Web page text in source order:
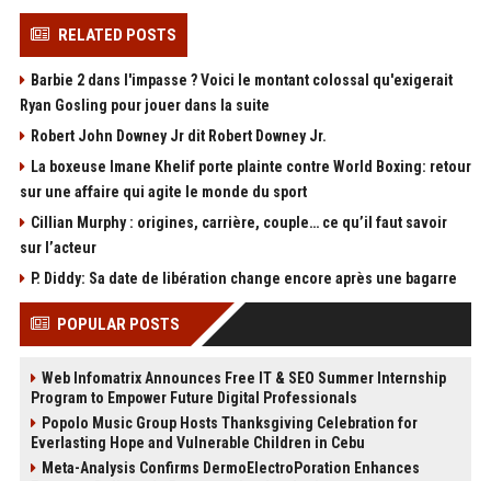
RELATED POSTS
Barbie 2 dans l'impasse ? Voici le montant colossal qu'exigerait
Ryan Gosling pour jouer dans la suite
Robert John Downey Jr dit Robert Downey Jr.
La boxeuse Imane Khelif porte plainte contre World Boxing: retour
sur une affaire qui agite le monde du sport
Cillian Murphy : origines, carrière, couple… ce qu’il faut savoir
sur l’acteur
P. Diddy: Sa date de libération change encore après une bagarre
POPULAR POSTS
Web Infomatrix Announces Free IT & SEO Summer Internship
Program to Empower Future Digital Professionals
Popolo Music Group Hosts Thanksgiving Celebration for
Everlasting Hope and Vulnerable Children in Cebu
Meta-Analysis Confirms DermoElectroPoration Enhances